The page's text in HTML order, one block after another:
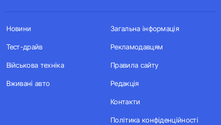
Новини
Тест-драйв
Військова техніка
Вживані авто
Загальна інформація
Рекламодавцям
Правила сайту
Редакція
Контакти
Політика конфіденційності